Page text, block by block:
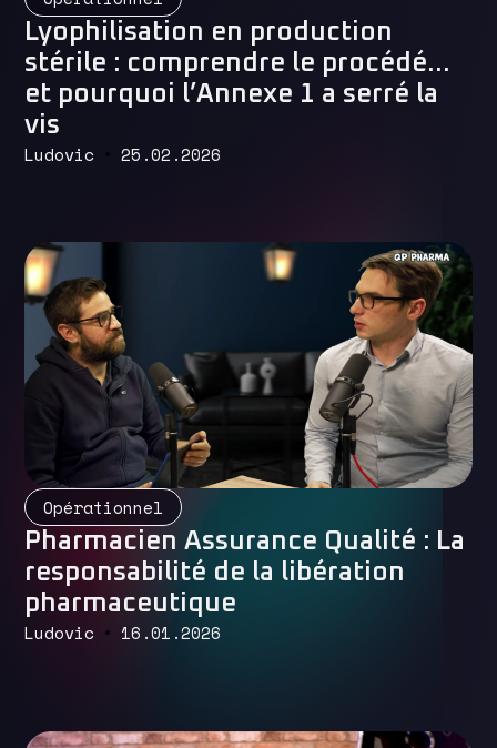
Lyophilisation en production
stérile : comprendre le procédé…
et pourquoi l’Annexe 1 a serré la
vis
Ludovic 25.02.2026
Opérationnel
Pharmacien Assurance Qualité : La
responsabilité de la libération
pharmaceutique
Ludovic 16.01.2026
Read More